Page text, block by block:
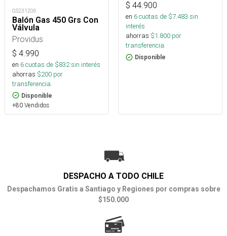
GS231206
Balón Gas 450 Grs Con
Válvula
Providus
$ 4.990
en 6cuotas de $832sin interés
ahorras $200 por
transferencia.
Disponible
+80 Vendidos
$ 44.900
en 6cuotas de $7.483 sin
interés
ahorras $1.800 por
transferencia.
Disponible
DESPACHO A TODO CHILE
Despachamos Gratis a Santiago y Regiones por compras sobre
$150.000